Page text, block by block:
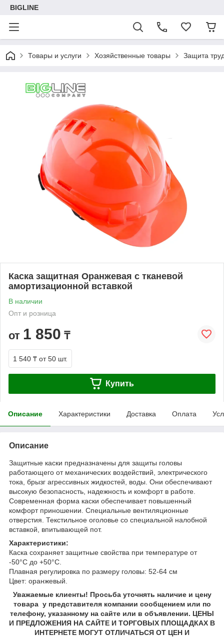
BIGLINE
Товары и услуги Хозяйственные товары Защита
Каска защитная Оранжевая с тканевой
амортизационной вставкой
В наличии
Опт и розница
от 1 850 ₸
1 540 ₸ от 50 шт.
Купить
Описание Характеристики Доставка Оплата
Описание
Защитные каски предназначены для защиты головы
работающего от механических воздействий, электрического
тока, брызг агрессивных жидкостей, воды. Они обеспечивают
высокую безопасность, надежность и комфорт в работе.
Современная форма каски обеспечивает повышенный
комфорт приношении. Специальные вентиляционные
отверстия. Текстильное оголовье со специальной налобной
вставкой, впитывающей пот.
Характеристики:
Каска сохраняет защитные свойства при температуре от
-50°С до +50°С.
Плавная регулировка по размеру головы: 52-64 см
Цвет: оранжевый.
Уважаемые клиенты! Просьба уточнять наличие и цену
товара у представителя компании сообщением или по
телефону, указанному на сайте или в объявлении. ЦЕНЫ
И ПРЕДЛОЖЕНИЯ НА САЙТЕ И ТОРГОВЫХ ПЛОЩАДКАХ В
ИНТЕРНЕТЕ МОГУТ ОТЛИЧАТЬСЯ ОТ ЦЕН И